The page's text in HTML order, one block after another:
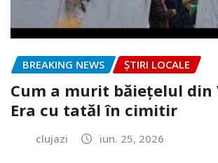
BREAKING NEWS ȘTIRI LOCALE
Cum a murit băiețelul din
Era cu tatăl în cimitir
clujazi iun. 25, 2026